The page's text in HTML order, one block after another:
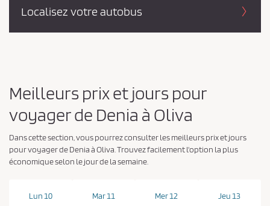
Localisez votre autobus
Meilleurs prix et jours pour
voyager de Denia à Oliva
Dans cette section, vous pourrez consulter les meilleurs prix et jours
pour voyager de Denia à Oliva. Trouvez facilement l'option la plus
économique selon le jour de la semaine.
Lun 10 Mar 11 Mer 12 Jeu 13